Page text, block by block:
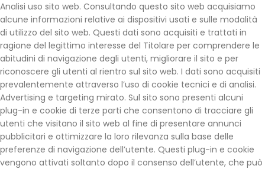
Analisi uso sito web. Consultando questo sito web acquisiamo
alcune informazioni relative ai dispositivi usati e sulle modalità
di utilizzo del sito web. Questi dati sono acquisiti e trattati in
ragione del legittimo interesse del Titolare per comprendere le
abitudini di navigazione degli utenti, migliorare il sito e per
riconoscere gli utenti al rientro sul sito web. I dati sono acquisiti
prevalentemente attraverso l’uso di cookie tecnici e di analisi.
Advertising e targeting mirato. Sul sito sono presenti alcuni
plug-in e cookie di terze parti che consentono di tracciare gli
utenti che visitano il sito web al fine di presentare annunci
pubblicitari e ottimizzare la loro rilevanza sulla base delle
preferenze di navigazione dell’utente. Questi plug-in e cookie
vengono attivati soltanto dopo il consenso dell’utente, che può